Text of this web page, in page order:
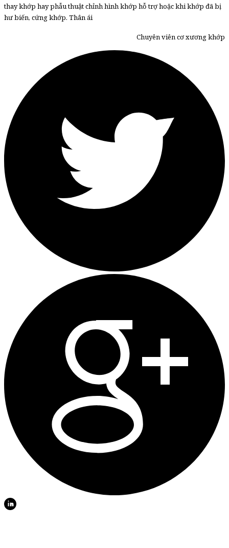
thay khớp hay phẫu thuật chỉnh hình khớp hỗ trợ hoặc khi khớp đã bị
hư biến, cứng khớp. Thân ái
Chuyên viên cơ xương khớp